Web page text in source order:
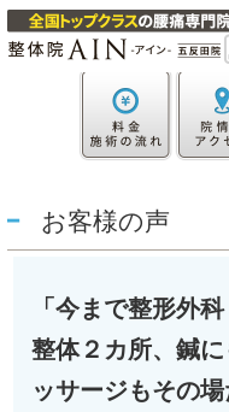
お客様の声
「今まで整形外
整体２カ所、鍼
ッサージもその